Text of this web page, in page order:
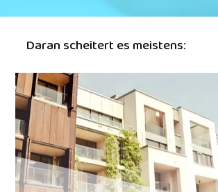
Daran scheitert es meistens: